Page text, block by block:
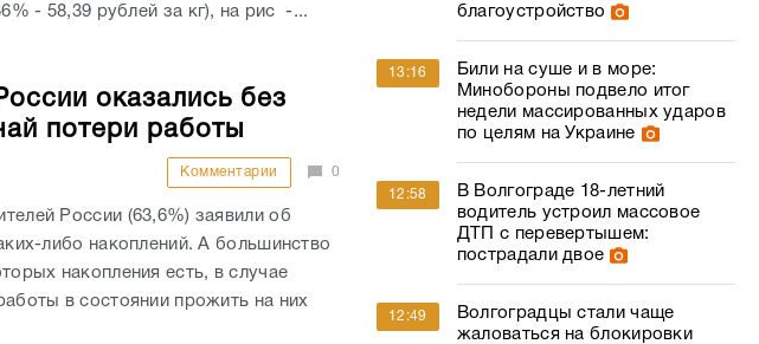
- 58,39 рублей за кг), на рис -...
оказались без
потери работы
Комментарии 0
России (63,6%) заявили об
либо накоплений. А большинство
накопления есть, в случае
в состоянии прожить на них
благоустройство
13:16
Били на суше и в море:
Минобороны подвело итог
недели массированных ударов
по целям на Украине
12:58
В Волгограде 18-летний
водитель устроил массовое
ДТП с перевертышем:
пострадали двое
12:49
Волгоградцы стали чаще
жаловаться на блокировки